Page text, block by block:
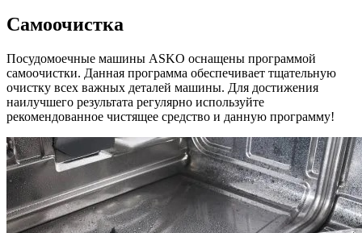
Самоочистка
Посудомоечные машины ASKO оснащены программой
самоочистки. Данная программа обеспечивает тщательную
очистку всех важных деталей машины. Для достижения
наилучшего результата регулярно используйте
рекомендованное чистящее средство и данную программу!